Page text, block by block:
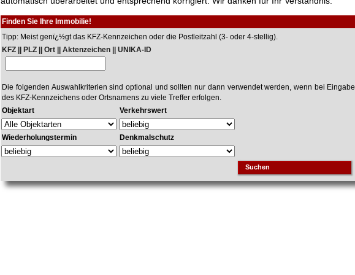
Finden Sie Ihre Immobilie!
Tipp: Meist genï¿½gt das KFZ-Kennzeichen oder die Postleitzahl (3- oder 4-stellig).
KFZ || PLZ || Ort || Aktenzeichen || UNIKA-ID
Die folgenden Auswahlkriterien sind optional und sollten nur dann verwendet werden, wenn bei Eingabe
des KFZ-Kennzeichens oder Ortsnamens zu viele Treffer erfolgen.
Objektart
Verkehrswert
Wiederholungstermin Denkmalschutz
Suchen